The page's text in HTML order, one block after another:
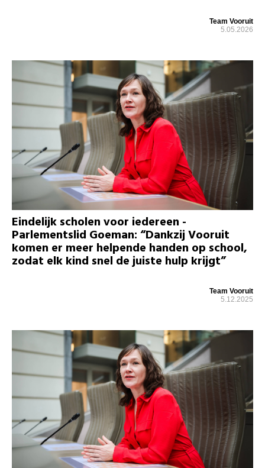
Team Vooruit
5.05.2026
Eindelijk scholen voor iedereen -
Parlementslid Goeman: “Dankzij Vooruit
komen er meer helpende handen op school,
zodat elk kind snel de juiste hulp krijgt”
Team Vooruit
5.12.2025